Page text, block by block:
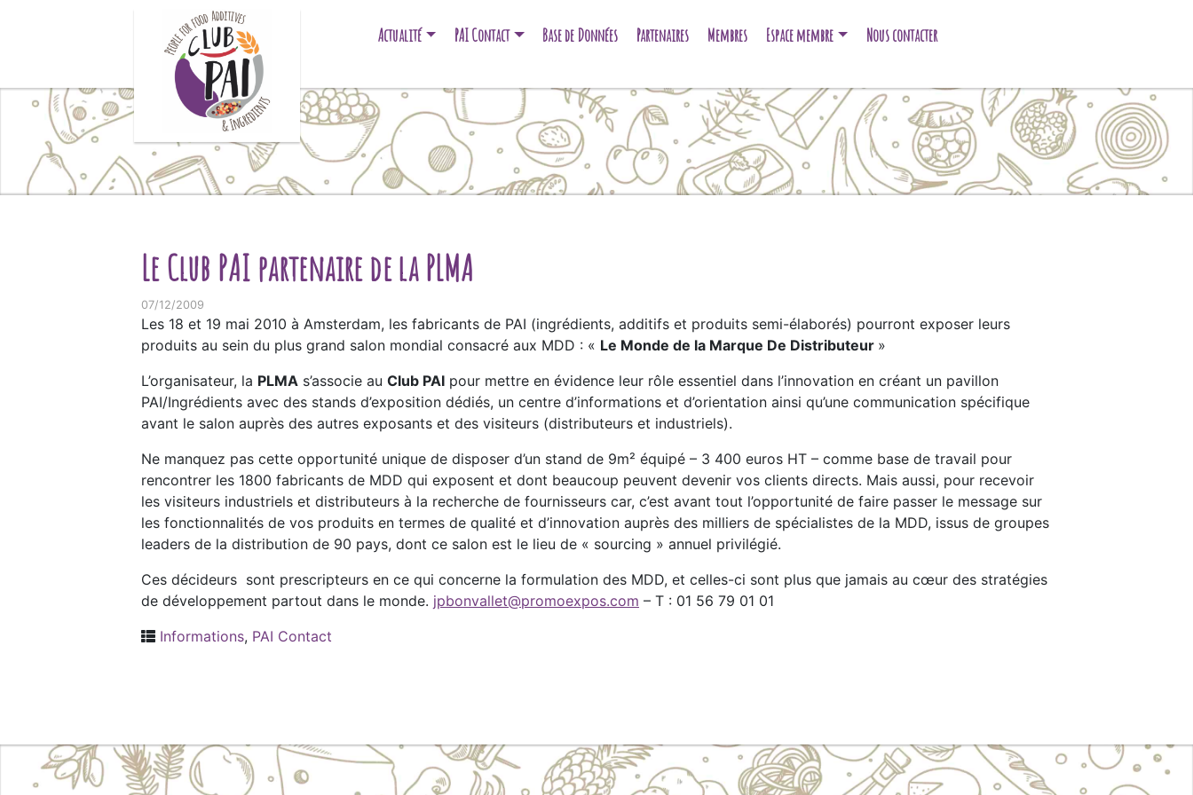
Actualité PAI Contact Base de Données Partenaires Membres Espace membre Nous contacter
Le Club PAI partenaire de la PLMA
07/12/2009
Les 18 et 19 mai 2010 à Amsterdam, les fabricants de PAI (ingrédients, additifs et produits semi-élaborés) pourront exposer leurs
produits au sein du plus grand salon mondial consacré aux MDD : « Le Monde de la Marque De Distributeur »
L’organisateur, la PLMA s’associe au Club PAI pour mettre en évidence leur rôle essentiel dans l’innovation en créant un pavillon
PAI/Ingrédients avec des stands d’exposition dédiés, un centre d’informations et d’orientation ainsi qu’une communication spécifique
avant le salon auprès des autres exposants et des visiteurs (distributeurs et industriels).
Ne manquez pas cette opportunité unique de disposer d’un stand de 9m² équipé – 3 400 euros HT – comme base de travail pour
rencontrer les 1800 fabricants de MDD qui exposent et dont beaucoup peuvent devenir vos clients directs. Mais aussi, pour recevoir
les visiteurs industriels et distributeurs à la recherche de fournisseurs car, c’est avant tout l’opportunité de faire passer le message sur
les fonctionnalités de vos produits en termes de qualité et d’innovation auprès des milliers de spécialistes de la MDD, issus de groupes
leaders de la distribution de 90 pays, dont ce salon est le lieu de « sourcing » annuel privilégié.
Ces décideurs sont prescripteurs en ce qui concerne la formulation des MDD, et celles-ci sont plus que jamais au cœur des stratégies
de développement partout dans le monde. jpbonvallet@promoexpos.com – T : 01 56 79 01 01
Informations, PAI Contact